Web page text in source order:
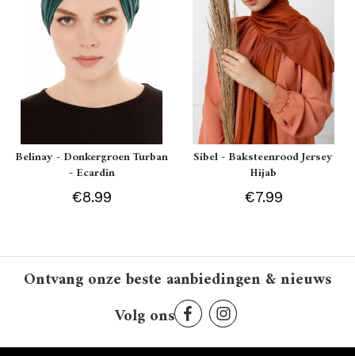
Belinay - Donkergroen Turban
- Ecardin
€8.99
Sibel - Baksteenrood Jersey
Hijab
€7.99
Ontvang onze beste aanbiedingen & nieuws
Volg ons